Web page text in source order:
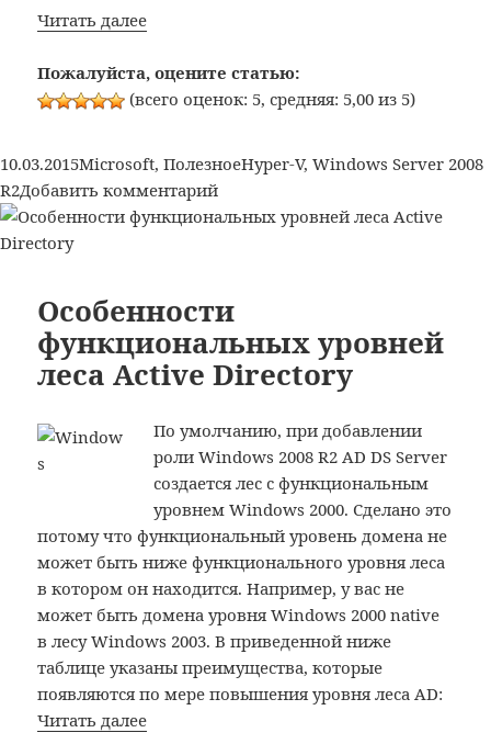
Читать далееНе
виртуальные
машины
восстановления
при
загрузке
2008
R2
Пожалуйста, оцените статью:
(всего оценок: 5, средняя: 5,00 из 5)
Опубликовано
10.03.2015Рубрики
Microsoft, ПолезноеМетки
Hyper-V, Windows Server 2008
R2Добавить комментарийк
записи
машины
после
выполнения
восстановления
при
загрузке
Windows
Server
2008
R2
Особенности
функциональных уровней
леса Active Directory
По умолчанию, при добавлении
роли Windows 2008 R2 AD DS Server
создается лес с функциональным
уровнем Windows 2000. Сделано это
потому что функциональный уровень домена не
может быть ниже функционального уровня леса
в котором он находится. Например, у вас не
может быть домена уровня Windows 2000 native
в лесу Windows 2003. В приведенной ниже
таблице указаны преимущества, которые
появляются по мере повышения уровня леса AD:
Читать далееОсобенности